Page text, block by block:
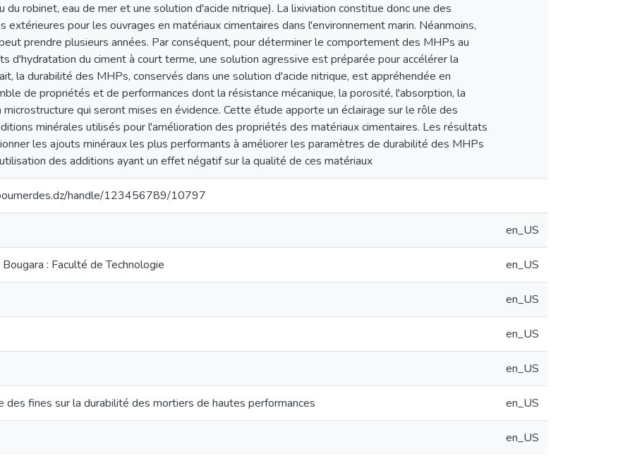
robinet, eau de mer et une solution d'acide nitrique). La lixiviation constitue donc une des
extérieures pour les ouvrages en matériaux cimentaires dans l'environnement marin. Néanmoins,
prendre plusieurs années. Par conséquent, pour déterminer le comportement des MHPs au
d'hydratation du ciment à court terme, une solution agressive est préparée pour accélérer la
la durabilité des MHPs, conservés dans une solution d'acide nitrique, est appréhendée en
de propriétés et de performances dont la résistance mécanique, la porosité, l'absorption, la
qui seront mises en évidence. Cette étude apporte un éclairage sur le rôle des
minérales utilisés pour l'amélioration des propriétés des matériaux cimentaires. Les résultats
les ajouts minéraux les plus performants à améliorer les paramètres de durabilité des MHPs
des additions ayant un effet négatif sur la qualité de ces matériaux
handle/123456789/10797
en_US
: Faculté de Technologie en_US
en_US
en_US
en_US
des fines sur la durabilité des mortiers de hautes performances en_US
en_US